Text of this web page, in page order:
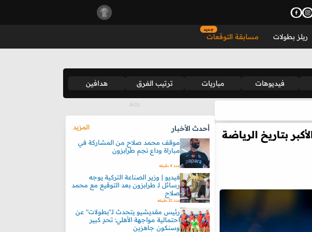
ريلز بطولات مسابقة التوقعات
جديد
فيديوهات مباريات ترتيب الفرق هدافين
بتاريخ الرياضة
أحدث الأخبار
المزيد
موقف محمد صلاح من المشاركة في
مباراة وداع نجم طرابزون
منذ 4 دقيقه
فيديو | وزير الصناعة التركية يوجه
رسائل لـ طرابزون بعد التوقيع مع محمد
صلاح
منذ 21 دقيقه
رئيس مقديشيو يتحدث لـ"بطولات" عن
احتمالية مواجهة الأهلي: تحدٍ كبير
وسنكون جاهزين